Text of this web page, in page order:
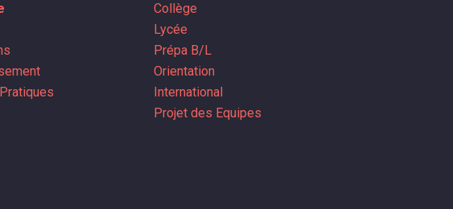
Collège
Lycée
Prépa B/L
Orientation
International
Projet des Equipes